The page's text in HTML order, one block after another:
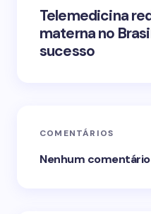
Telemedicina
materna no
sucesso
COMENTÁRIOS
Nenhum